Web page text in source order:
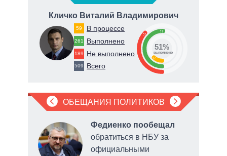
Кличко Виталий Владимирович
59 В процессе
261 Выполнено
189 Не выполнено
509 Всего
37
51
12
51%
выполнено
ОБЕЩАНИЯ ПОЛИТИКОВ
Федиенко пообещал
обратиться в НБУ за
официальными